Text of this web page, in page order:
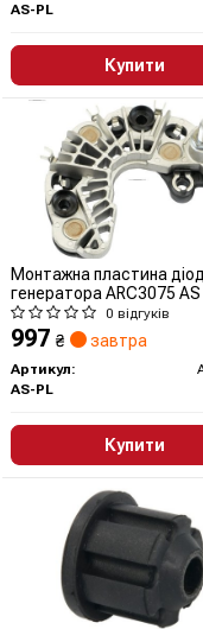
AS-PL
Купити
Монтажна пластина
генератора ARC3075 AS
0 відгуків
997 ₴ завтра
Артикул:
AS-PL
Купити